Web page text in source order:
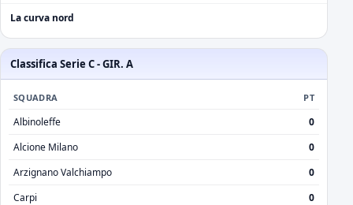
La curva nord
Classifica Serie C - GIR. A
SQUADRA PT
Albinoleffe
0
Alcione Milano
0
Arzignano Valchiampo
0
Carpi
0